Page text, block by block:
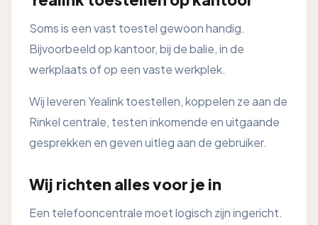
Soms is een vast toestel gewoon handig.
Bijvoorbeeld op kantoor, bij de balie, in de
werkplaats of op een vaste werkplek.
Wij leveren Yealink toestellen, koppelen ze aan de
Rinkel centrale, testen inkomende en uitgaande
gesprekken en geven uitleg aan de gebruiker.
Wij richten alles voor je in
Een telefooncentrale moet logisch zijn ingericht.